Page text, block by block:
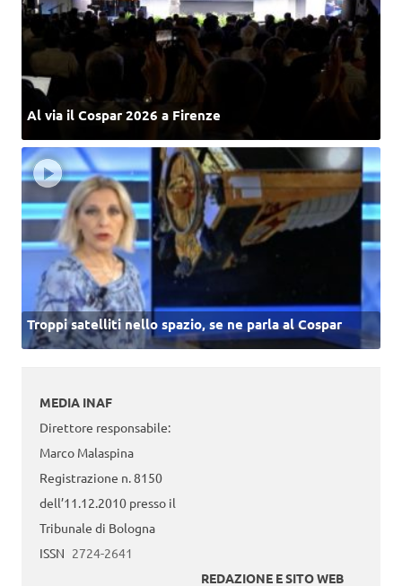
Al via il Cospar 2026 a Firenze
Troppi satelliti nello spazio, se ne parla al Cospar
MEDIA INAF
Direttore responsabile:
Marco Malaspina
Registrazione n. 8150
dell’11.12.2010 presso il
Tribunale di Bologna
ISSN 2724-2641
REDAZIONE E SITO WEB